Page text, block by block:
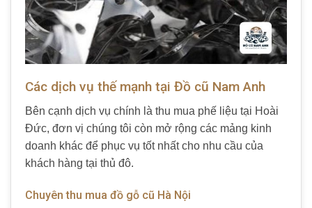
Các dịch vụ thế mạnh tại Đồ cũ Nam Anh
Bên cạnh dịch vụ chính là thu mua phế liệu tại Hoài
Đức, đơn vị chúng tôi còn mở rộng các mảng kinh
doanh khác để phục vụ tốt nhất cho nhu cầu của
khách hàng tại thủ đô.
Chuyên thu mua đồ gỗ cũ Hà Nội